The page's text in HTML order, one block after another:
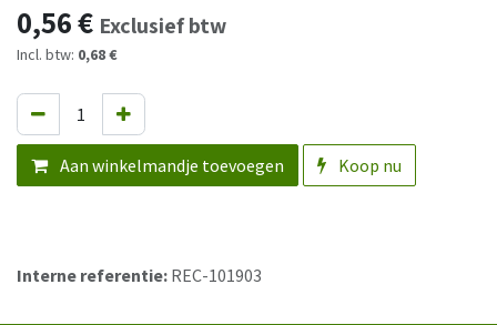
0,56€ Exclusief btw
Incl. btw: 0,68 €
Aan winkelmandje toevoegen Koop nu
Interne referentie: REC-101903